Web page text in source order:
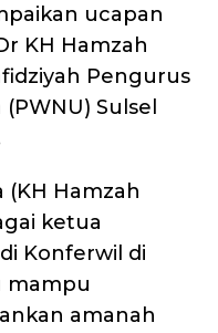
ucapan
KH Hamzah
Pengurus
Sulsel
(KH Hamzah
ketua
Konferwil di
mampu
amanah